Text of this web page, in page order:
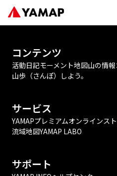
コンテンツ
活動日記モーメント地図山の情報
山歩（さんぽ）しよう。
サービス
YAMAPプレミアムオンラインス
流域地図YAMAP LABO
サポート